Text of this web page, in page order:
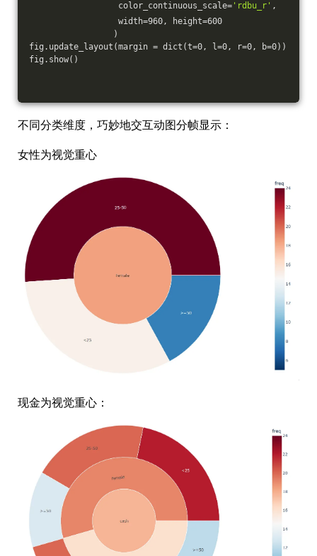
color_continuous_scale= 'rdbu_r' ,
width=960, height=600
)
fig.update_layout(margin = dict(t=0, l=0, r=0, b=0))
fig.show()
不同分类维度，巧妙地交互动图分帧显示：
女性为视觉重心
现金为视觉重心：